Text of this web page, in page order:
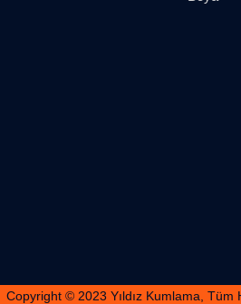
Copyright © 2023 Yıldız Kumlama, Tüm